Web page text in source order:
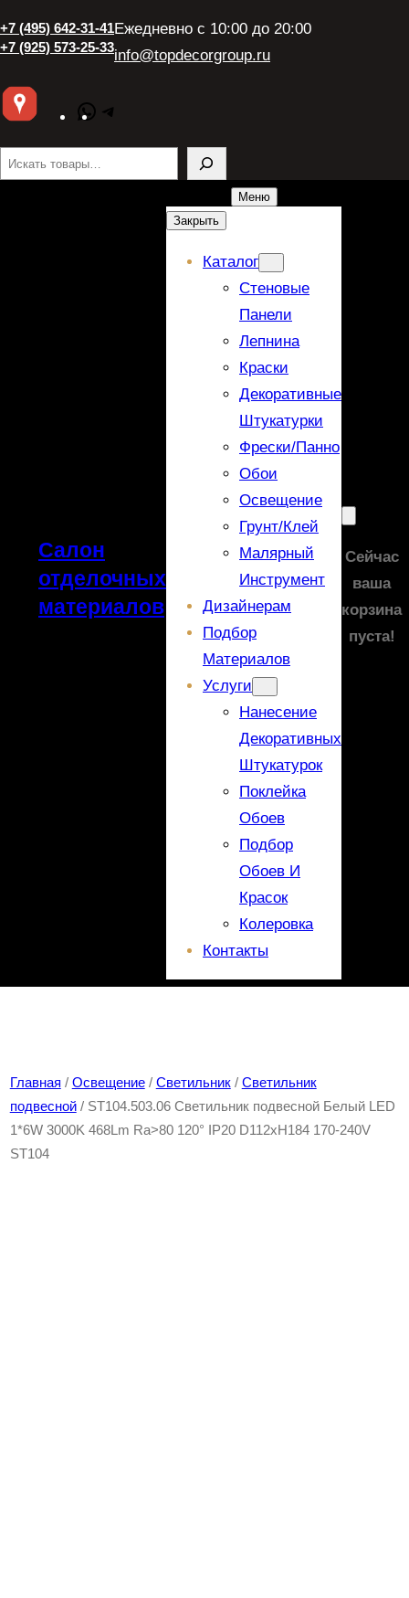
+7 (495) 642-31-41
+7 (925) 573-25-33
Ежедневно с 10:00 до 20:00
info@topdecorgroup.ru
WhatsApp
Поиск
Салон
отделочных
материалов
Меню
Закрыть
Каталог
Стеновые
Панели
Лепнина
Краски
Декоративные
Штукатурки
Фрески/панно
Обои
Освещение
Грунт/Клей
Малярный
Инструмент
Дизайнерам
Подбор
Материалов
Услуги
Нанесение
Декоративных
Штукатурок
Поклейка
Обоев
Подбор
Обоев И
Красок
Колеровка
Контакты
Сейчас
ваша
корзина
пуста!
Главная / Освещение/ Светильник/ Светильник
подвесной/ ST104.503.06 Светильник подвесной Белый LED
1*6W 3000K 468Lm Ra>80 120° IP20 D112xH184 170-240V
ST104